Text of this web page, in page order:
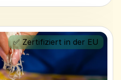
✅ Zertifiziert in der EU